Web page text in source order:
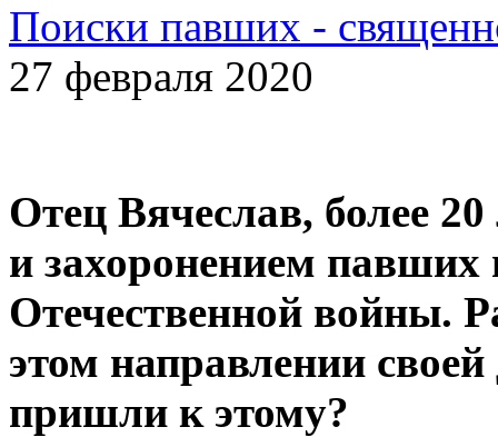
Поиски павших -
27 февраля 2020
Отец Вячеслав, более
и захоронением павших
Отечественной войны.
этом направлении
пришли к этому?